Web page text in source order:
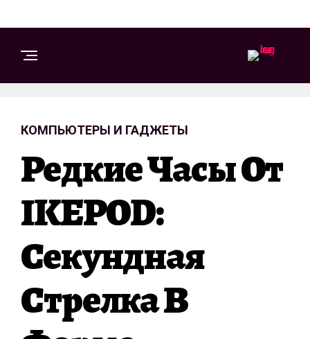
КОМПЬЮТЕРЫ И ГАДЖЕТЫ
Редкие Часы От
IKEPOD:
Секундная
Стрелка В